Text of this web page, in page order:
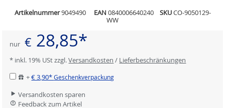
Artikelnummer9049490 EAN 0840006640240 SKUCO-9050129-
WW
nur € 28,85*
* inkl. 19% USt zzgl.Versandkosten / Lieferbeschränkungen
+€ 3,90*Geschenkverpackung
Versandkosten sparen
Feedback zum Artikel